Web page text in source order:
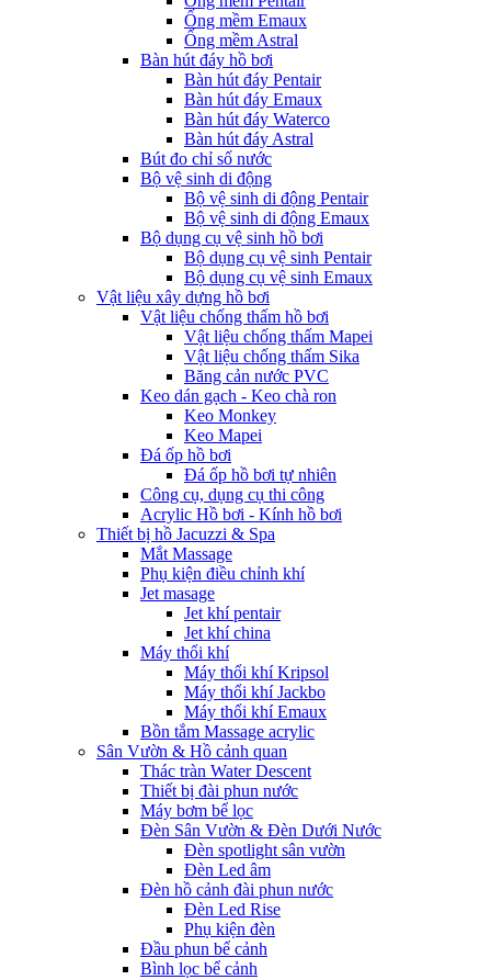
Ống mềm Emaux
Ống mềm Astral
Bàn hút đáy hồ bơi
Bàn hút đáy Pentair
Bàn hút đáy Emaux
Bàn hút đáy Waterco
Bàn hút đáy Astral
Bút đo chỉ số nước
Bộ vệ sinh di động
Bộ vệ sinh di động Pentair
Bộ vệ sinh di động Emaux
Bộ dụng cụ vệ sinh hồ bơi
Bộ dụng cụ vệ sinh Pentair
Bộ dụng cụ vệ sinh Emaux
Vật liệu xây dựng hồ bơi
Vật liệu chống thấm hồ bơi
Vật liệu chống thấm Mapei
Vật liệu chống thấm Sika
Băng cản nước PVC
Keo dán gạch - Keo chà ron
Keo Monkey
Keo Mapei
Đá ốp hồ bơi
Đá ốp hồ bơi tự nhiên
Công cụ, dụng cụ thi công
Acrylic Hồ bơi - Kính hồ bơi
Thiết bị hồ Jacuzzi & Spa
Mắt Massage
Phụ kiện điều chỉnh khí
Jet masage
Jet khí pentair
Jet khí china
Máy thổi khí
Máy thổi khí Kripsol
Máy thổi khí Jackbo
Máy thổi khí Emaux
Bồn tắm Massage acrylic
Sân Vườn & Hồ cảnh quan
Thác tràn Water Descent
Thiết bị đài phun nước
Máy bơm bể lọc
Đèn Sân Vườn & Đèn Dưới Nước
Đèn spotlight sân vườn
Đèn Led âm
Đèn hồ cảnh đài phun nước
Đèn Led Rise
Phụ kiện đèn
Đầu phun bể cảnh
Bình lọc bể cảnh